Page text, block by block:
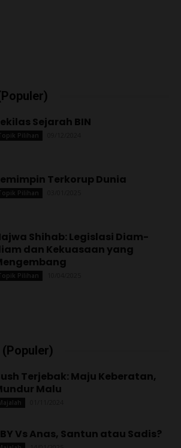
Sejarah BIN
Pilihan
Terkorup Dunia
Pilihan
Shihab: Legislasi Diam-
dan Kekuasaan yang
Pilihan
Terjebak: Maju Keberatan,
Malu
Vs Anas, Santun atau Sadis?